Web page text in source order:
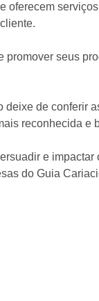
seus
de
reconhecida e
e
do Guia